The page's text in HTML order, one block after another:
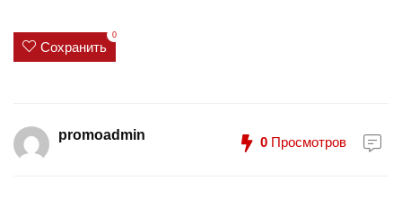
Сохранить
0
promoadmin 0 Просмотров